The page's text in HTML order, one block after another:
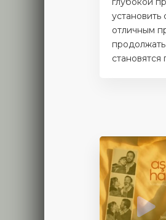
отличным